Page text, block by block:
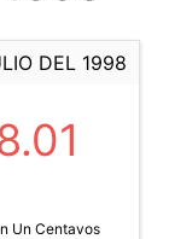
DEL 1998
Un Centavos